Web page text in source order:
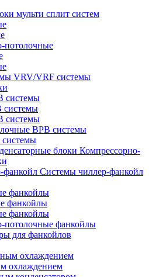
мульти сплит систем
потолочные
VRV/VRF системы
системы
системы
системы
ВРВ системы
Компрессорно-
Системы чиллер-фанкойл
фанкойлы
фанкойлы
фанкойлы
потолочные фанкойлы
для фанкойлов
охлаждением
охлаждением